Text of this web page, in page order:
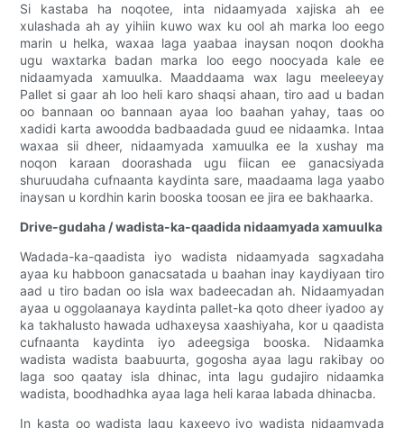
Si kastaba ha noqotee, inta nidaamyada xajiska ah ee
xulashada ah ay yihiin kuwo wax ku ool ah marka loo eego
marin u helka, waxaa laga yaabaa inaysan noqon dookha
ugu waxtarka badan marka loo eego noocyada kale ee
nidaamyada xamuulka. Maaddaama wax lagu meeleeyay
Pallet si gaar ah loo heli karo shaqsi ahaan, tiro aad u badan
oo bannaan oo bannaan ayaa loo baahan yahay, taas oo
xadidi karta awoodda badbaadada guud ee nidaamka. Intaa
waxaa sii dheer, nidaamyada xamuulka ee la xushay ma
noqon karaan doorashada ugu fiican ee ganacsiyada
shuruudaha cufnaanta kaydinta sare, maadaama laga yaabo
inaysan u kordhin karin booska toosan ee jira ee bakhaarka.
Drive-gudaha / wadista-ka-qaadida nidaamyada xamuulka
Wadada-ka-qaadista iyo wadista nidaamyada sagxadaha
ayaa ku habboon ganacsatada u baahan inay kaydiyaan tiro
aad u tiro badan oo isla wax badeecadan ah. Nidaamyadan
ayaa u oggolaanaya kaydinta pallet-ka qoto dheer iyadoo ay
ka takhalusto hawada udhaxeysa xaashiyaha, kor u qaadista
cufnaanta kaydinta iyo adeegsiga booska. Nidaamka
wadista wadista baabuurta, gogosha ayaa lagu rakibay oo
laga soo qaatay isla dhinac, inta lagu gudajiro nidaamka
wadista, boodhadhka ayaa laga heli karaa labada dhinacba.
In kasta oo wadista lagu kaxeeyo iyo wadista nidaamyada